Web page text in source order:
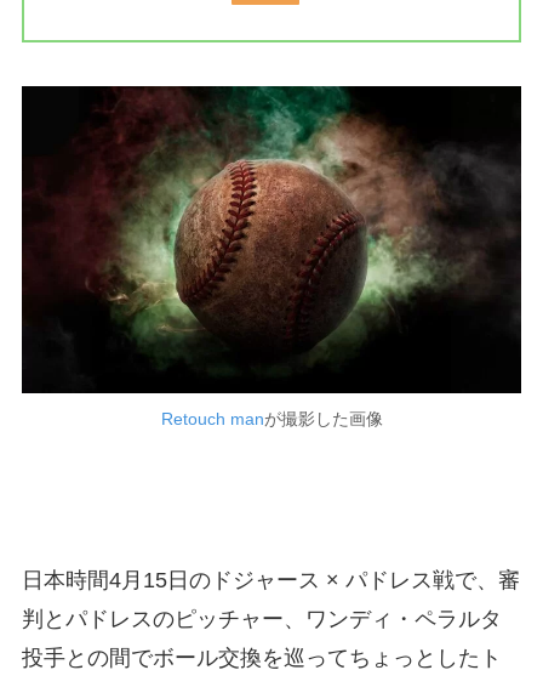
Retouch manが撮影した画像
日本時間4月15日のドジャース × パドレス戦で、審
判とパドレスのピッチャー、ワンディ・ペラルタ
投手との間でボール交換を巡ってちょっとしたト